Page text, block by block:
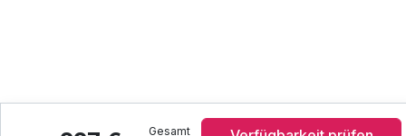
Gesamt